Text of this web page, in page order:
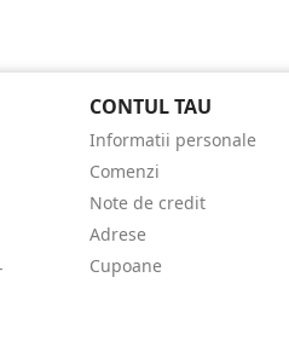
CONTUL TAU
Informatii personale
Comenzi
Note de credit
Adrese
Cupoane